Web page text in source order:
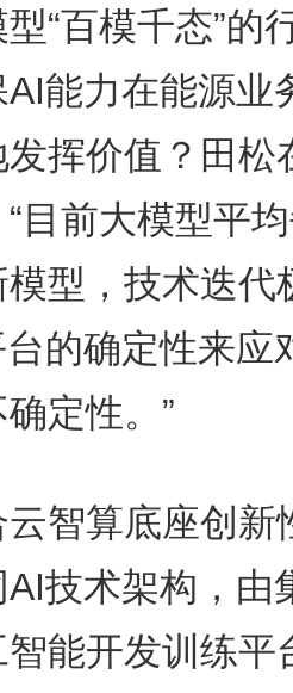
百模千态”的
能力在能源业
挥价值？田松
目前大模型平
型，技术迭代
的确定性来应
定性。”
智算底座创新
技术架构，由
能开发训练平